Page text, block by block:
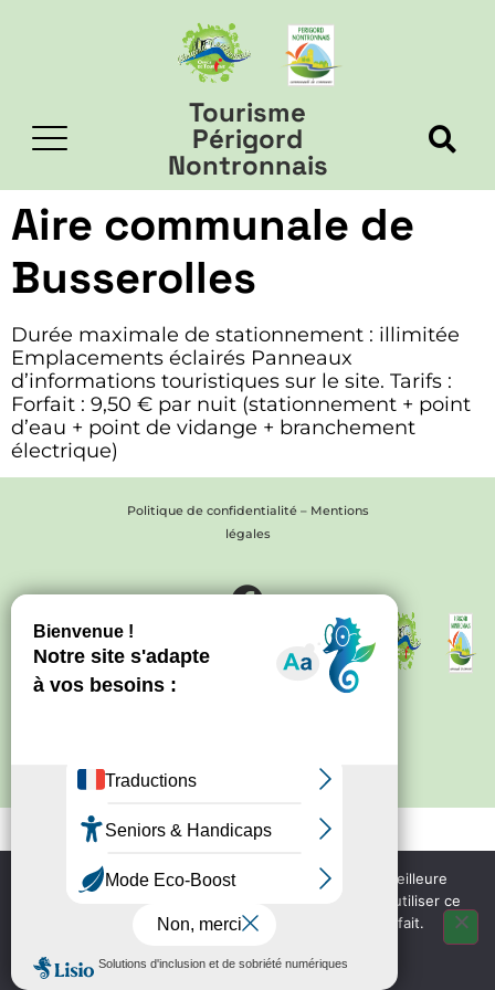
Tourisme
Périgord
Nontronnais
Aire communale de
Busserolles
Durée maximale de stationnement : illimitée
Emplacements éclairés Panneaux
d’informations touristiques sur le site. Tarifs :
Forfait : 9,50 € par nuit (stationnement + point
d’eau + point de vidange + branchement
électrique)
Site créé par
IRCF
Politique de confidentialité– Mentions
légales
touristique de Nontron
Bureau d'information
touristique de Varaignes
Nous utilisons des cookies pour vous garantir la meilleure
expérience sur notre site web. Si vous continuez à utiliser ce
site, nous supposerons que vous en êtes satisfait.
OK